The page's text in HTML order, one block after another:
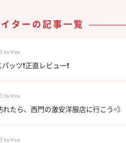
ターの記事一覧
by h!na
ッツ❗️正直レビュー❗️
by h!na
れたら、西門の激安洋服店に行こう💨
by h!na